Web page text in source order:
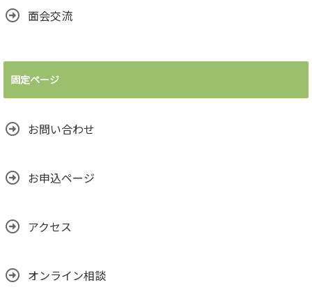
面会交流
固定ページ
お問い合わせ
お申込ページ
アクセス
オンライン相談